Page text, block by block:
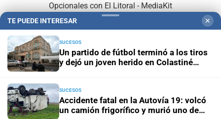
Opcionales con El Litoral - MediaKit
En Asociación con:
TE PUEDE INTERESAR ✕
SUCESOS
Un partido de fútbol terminó a los tiros
y dejó un joven herido en Colastiné
SUCESOS
Accidente fatal en la Autovía 19: volcó
un camión frigorífico y murió uno de